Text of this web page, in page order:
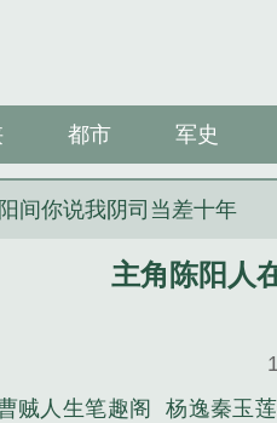
都市 军史
间你说我阴司当差十年
主角陈阳人
贼人生笔趣阁 杨逸秦玉